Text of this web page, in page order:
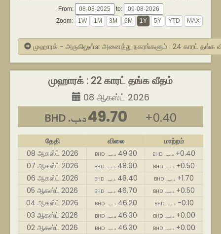
From:
to:
Zoom:
முஹாரக் - அருகிலுள்ள அனைத்து நகரங்களும் : 24 காரட் தங்க
முஹாரக் : 22 காரட் தங்க வீதம்
08 ஆகஸ்ட் 2026
BHD .د.ب 49.70 +0.40
தேதி விலை
மாற்றம்
08 ஆகஸ்ட் 2026
BHD .د.ب 49.30 BHD .د.ب +0.40
07 ஆகஸ்ட் 2026
BHD .د.ب 48.90 BHD .د.ب +0.50
06 ஆகஸ்ட் 2026
BHD .د.ب 48.40 BHD .د.ب +1.70
05 ஆகஸ்ட் 2026
BHD .د.ب 46.70 BHD .د.ب +0.50
04 ஆகஸ்ட் 2026
BHD .د.ب 46.20 BHD .د.ب -0.10
03 ஆகஸ்ட் 2026
BHD .د.ب 46.30 BHD .د.ب +0.00
02 ஆகஸ்ட் 2026
BHD .د.ب 46.30 BHD .د.ب +0.00